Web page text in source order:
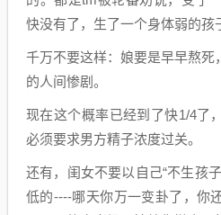
快没有了，生了一个身体弱的孩
千万不要这样：娘要是早早熬死
的人间惨剧。
现在这个概率已经到了快1/4了
必须要求男方精子浓度过关。
还有，闺女不要以自己“不生孩
低的----哪天你万一变卦了，你